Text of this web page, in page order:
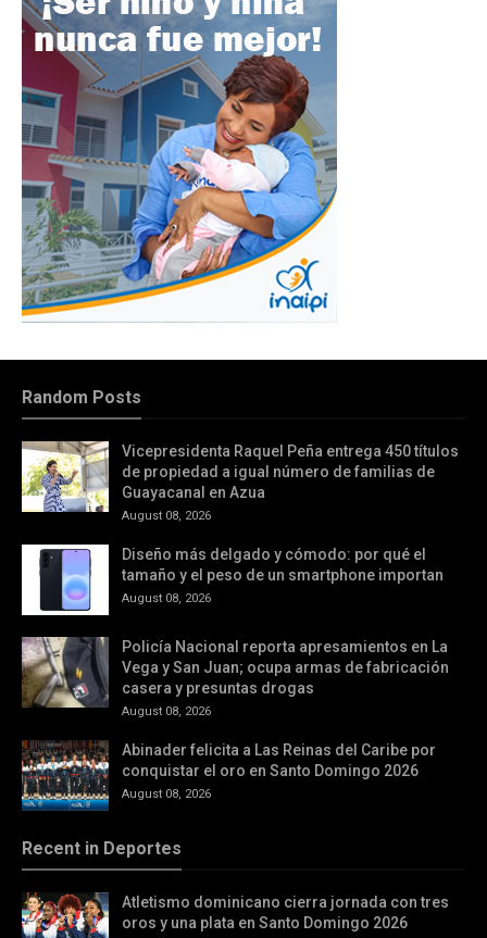
Random Posts
Vicepresidenta Raquel Peña entrega 450 títulos
de propiedad a igual número de familias de
Guayacanal en Azua
August 08, 2026
Diseño más delgado y cómodo: por qué el
tamaño y el peso de un smartphone importan
August 08, 2026
Policía Nacional reporta apresamientos en La
Vega y San Juan; ocupa armas de fabricación
casera y presuntas drogas
August 08, 2026
Abinader felicita a Las Reinas del Caribe por
conquistar el oro en Santo Domingo 2026
August 08, 2026
Recent in Deportes
Atletismo dominicano cierra jornada con tres
oros y una plata en Santo Domingo 2026